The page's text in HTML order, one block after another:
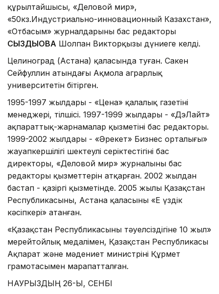
құрылтайшысы, «Деловой мир»,
«50кз.Индустриально-инновационный Казахстан»,
«Отбасым» журналдарының бас редакторы
СЫЗДЫҚОВА Шолпан Викторқызы дүниеге келді.
Целиноград (Астана) қаласында туған. Сакен
Сейфуллин атындағы Ақмола аграрлық
университетін бітірген.
1995-1997 жылдары - «Цена» қалалық газетінің
менеджері, тілшісі. 1997-1999 жылдары - «ДэЛайт»
ақпараттық-жарнамалар қызметінің бас редакторы.
1999-2002 жылдары - «Әрекет» Бизнес орталығы»
жауапкершілігі шектеулі серіктестігінің бас
директоры, «Деловой мир» журналының бас
редакторы қызметтерін атқарған. 2002 жылдан
бастап - қазіргі қызметінде. 2005 жылы Қазақстан
Республикасының, Астана қаласының «Ең үздік
кәсіпкері» атанған.
«Қазақстан Республикасының тәуелсіздігіне 10 жыл»
мерейтойлық медалімен, Қазақстан Республикасы
Ақпарат және мәдениет министрінің Құрмет
грамотасымен марапатталған.
НАУРЫЗДЫҢ 26-Ы, СЕНБІ